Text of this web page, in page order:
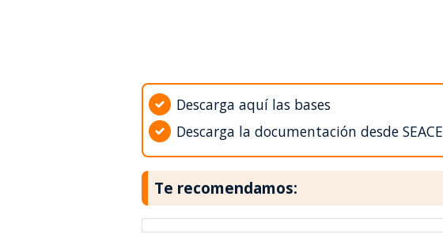
Descarga aquí las bases
Descarga la documentación desde SEACE
Te recomendamos: